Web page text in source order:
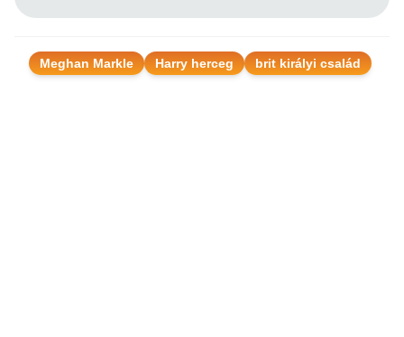
Meghan Markle Harry herceg brit királyi család